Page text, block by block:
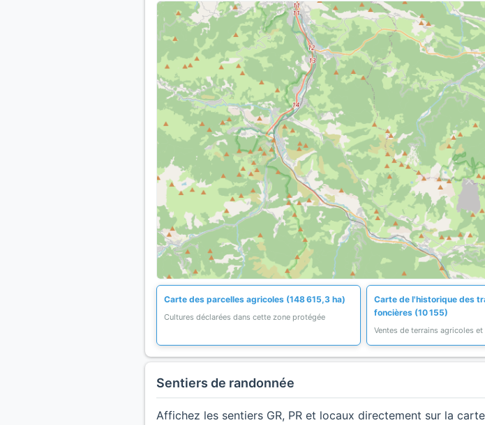
Carte des parcelles agricoles (148 615,3 ha)
Cultures déclarées dans cette zone protégée
Carte de l'historique des
foncières (10 155)
Ventes de terrains agricoles
Sentiers de randonnée
Affichez les sentiers GR, PR et locaux directement sur la